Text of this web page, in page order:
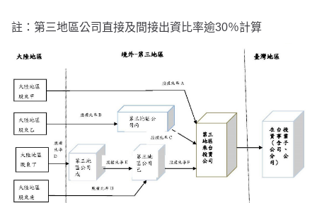
註：第三地區公司直接及間接出資比率逾30％計算